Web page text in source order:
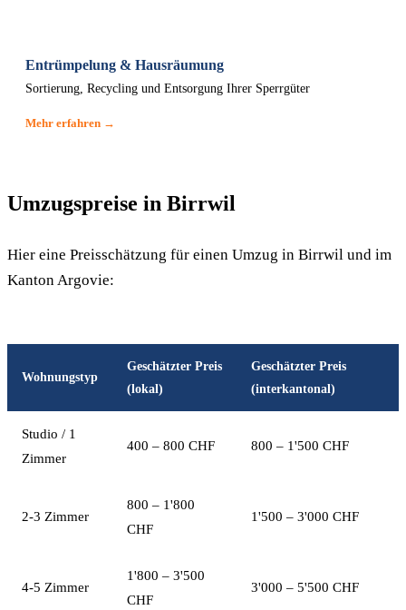
Entrümpelung & Hausräumung
Sortierung, Recycling und Entsorgung Ihrer Sperrgüter
Mehr erfahren →
Umzugspreise in Birrwil
Hier eine Preisschätzung für einen Umzug in Birrwil und im
Kanton Argovie:
Wohnungstyp
Geschätzter Preis
(lokal)
Geschätzter Preis
(interkantonal)
Studio / 1
Zimmer
400 – 800 CHF 800 – 1'500 CHF
2-3 Zimmer
800 – 1'800
CHF
1'500 – 3'000 CHF
4-5 Zimmer
1'800 – 3'500
CHF
3'000 – 5'500 CHF